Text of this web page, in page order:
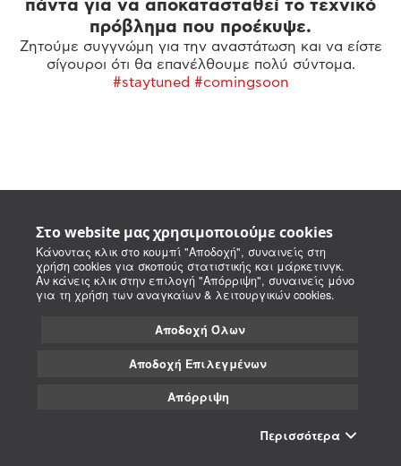
Στο website μας χρησιμοποιούμε cookies
Κάνοντας κλικ στο κουμπί "Αποδοχή", συναινείς στη
χρήση cookies για σκοπούς στατιστικής και μάρκετινγκ.
Αν κάνεις κλικ στην επιλογή "Απόρριψη", συναινείς μόνο
για τη χρήση των αναγκαίων & λειτουργικών cookies.
Αποδοχή Όλων
Αποδοχή Επιλεγμένων
Απόρριψη
Περισσότερα
πάντα για να αποκατασταθεί το τεχνικό
πρόβλημα που προέκυψε.
Ζητούμε συγγνώμη για την αναστάτωση και να είστε
σίγουροι ότι θα επανέλθουμε πολύ σύντομα.
#staytuned #comingsoon